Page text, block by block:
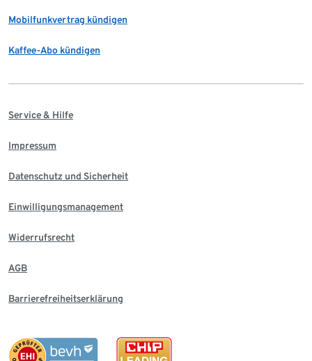
Mobilfunkvertrag kündigen
Kaffee-Abo kündigen
Service & Hilfe
Impressum
Datenschutz und Sicherheit
Einwilligungsmanagement
Widerrufsrecht
AGB
Barrierefreiheitserklärung